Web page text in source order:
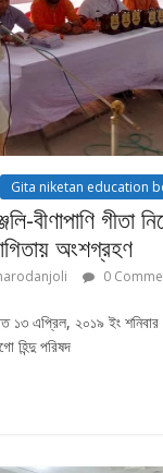
Gita niketan education
বীণাপাণি গীতা
অংশগ্রহণ
0
১৩ এপ্রিল, ২০১৯ ইং শনিবার
হিন্দু পরিষদ